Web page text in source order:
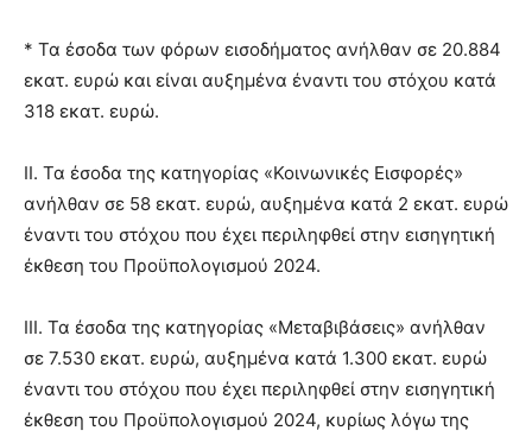
* Τα έσοδα των φόρων εισοδήματος ανήλθαν σε 20.884
εκατ. ευρώ και είναι αυξημένα έναντι του στόχου κατά
318 εκατ. ευρώ.
II. Τα έσοδα της κατηγορίας «Κοινωνικές Εισφορές»
ανήλθαν σε 58 εκατ. ευρώ, αυξημένα κατά 2 εκατ. ευρώ
έναντι του στόχου που έχει περιληφθεί στην εισηγητική
έκθεση του Προϋπολογισμού 2024.
III. Τα έσοδα της κατηγορίας «Μεταβιβάσεις» ανήλθαν
σε 7.530 εκατ. ευρώ, αυξημένα κατά 1.300 εκατ. ευρώ
έναντι του στόχου που έχει περιληφθεί στην εισηγητική
έκθεση του Προϋπολογισμού 2024, κυρίως λόγω της